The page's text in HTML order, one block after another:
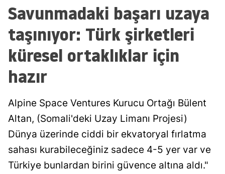
Savunmadaki başarı uzaya
taşınıyor: Türk şirketleri
küresel ortaklıklar için
hazır
Alpine Space Ventures Kurucu Ortağı Bülent
Altan, (Somali'deki Uzay Limanı Projesi)
Dünya üzerinde ciddi bir ekvatoryal fırlatma
sahası kurabileceğiniz sadece 4-5 yer var ve
Türkiye bunlardan birini güvence altına aldı."